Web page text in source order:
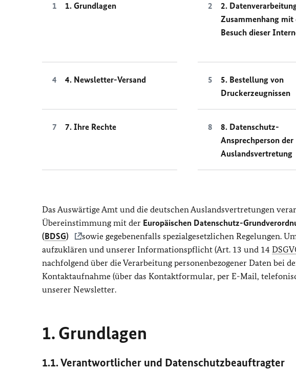
1. Grundlagen
2.
Zusammenhang mit
Besuch dieser
4. Newsletter-Versand
5. Bestellung von
Druckerzeugnissen
7. Ihre Rechte
8. Datenschutz-
Ansprechperson der
Auslandsvertretung
Das Auswärtige Amt und die deutschen Auslandsvertretungen
Übereinstimmung mit der Europäischen Datenschutz-
(BDSG)
sowie gegebenenfalls spezialgesetzlichen Regelungen.
aufzuklären und unserer Informationspflicht (Art. 13 und 14
nachfolgend über die Verarbeitung personenbezogener Daten bei
Kontaktaufnahme (über das Kontaktformular, per E-Mail,
unserer Newsletter.
1. Grundlagen
1.1. Verantwortlicher und Datenschutzbeauftragter